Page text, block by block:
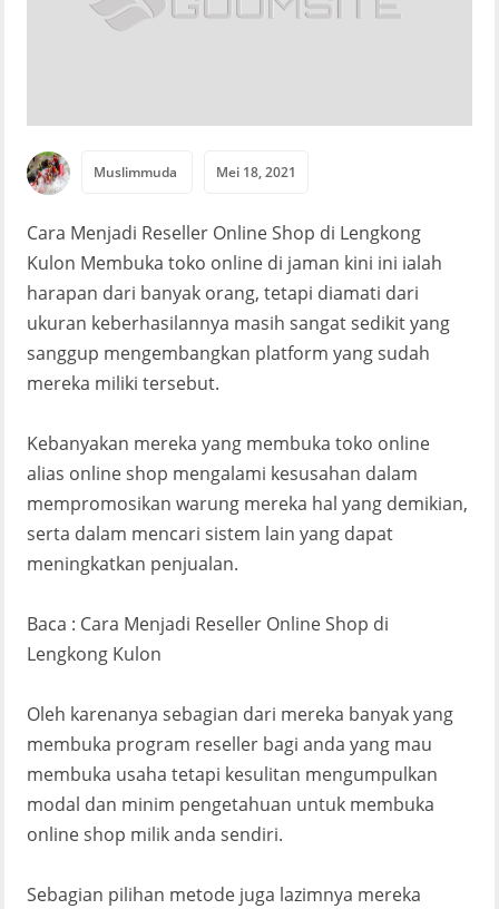
Muslimmuda Mei 18, 2021
Cara Menjadi Reseller Online Shop di Lengkong
Kulon Membuka toko online di jaman kini ini ialah
harapan dari banyak orang, tetapi diamati dari
ukuran keberhasilannya masih sangat sedikit yang
sanggup mengembangkan platform yang sudah
mereka miliki tersebut.
Kebanyakan mereka yang membuka toko online
alias online shop mengalami kesusahan dalam
mempromosikan warung mereka hal yang demikian,
serta dalam mencari sistem lain yang dapat
meningkatkan penjualan.
Baca : Cara Menjadi Reseller Online Shop di
Lengkong Kulon
Oleh karenanya sebagian dari mereka banyak yang
membuka program reseller bagi anda yang mau
membuka usaha tetapi kesulitan mengumpulkan
modal dan minim pengetahuan untuk membuka
online shop milik anda sendiri.
Sebagian pilihan metode juga lazimnya mereka